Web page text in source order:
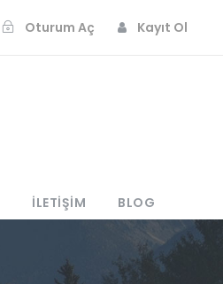
Oturum Aç Kayıt Ol
İLETIŞIM BLOG